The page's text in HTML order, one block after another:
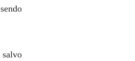
salvo